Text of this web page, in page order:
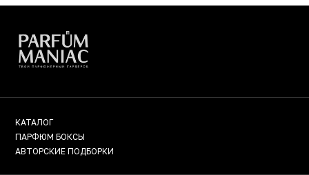
КАТАЛОГ
ПАРФЮМ БОКСЫ
АВТОРСКИЕ ПОДБОРКИ